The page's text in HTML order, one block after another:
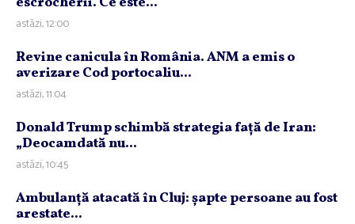
astăzi, 12:00
Revine canicula în România. ANM a emis o
averizare Cod portocaliu...
astăzi, 11:04
Donald Trump schimbă strategia faţă de Iran:
„Deocamdată nu...
astăzi, 10:45
Ambulanţă atacată în Cluj: şapte persoane au fost
arestate...